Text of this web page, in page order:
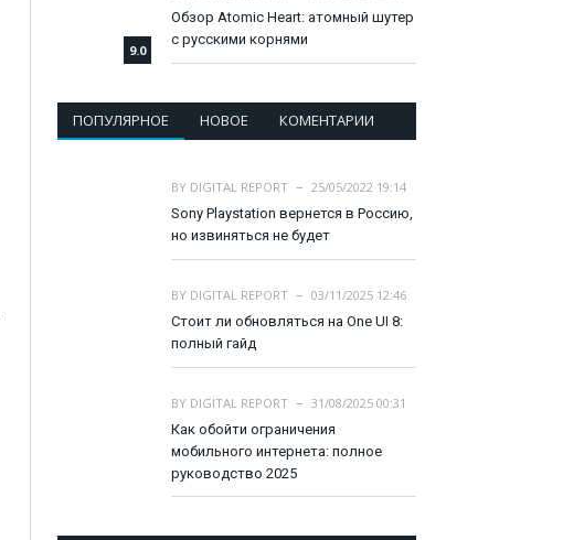
9.0
Обзор Atomic Heart: атомный шутер
с русскими корнями
ПОПУЛЯРНОЕ НОВОЕ КОМЕНТАРИИ
BY DIGITAL REPORT
25/05/2022 19:14
Sony Playstation вернется в Россию,
но извиняться не будет
BY DIGITAL REPORT
03/11/2025 12:46
Стоит ли обновляться на One UI 8:
полный гайд
BY DIGITAL REPORT
31/08/2025 00:31
Как обойти ограничения
мобильного интернета: полное
руководство 2025